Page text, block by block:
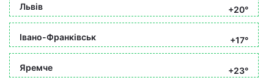
Львів +20°
Івано-Франківськ +17°
Яремче +23°